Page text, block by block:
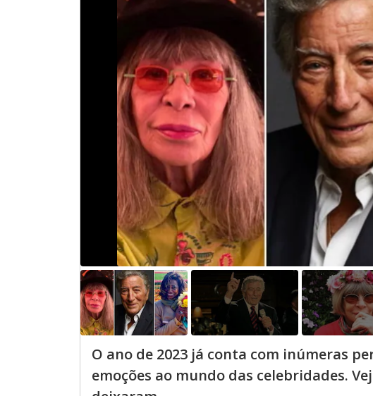
O ano de 2023 já conta com inúmeras
emoções ao mundo das celebridades.